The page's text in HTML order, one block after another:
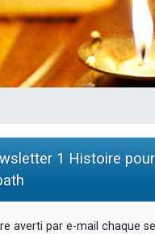
1 Histoire pour
averti par e-mail chaque